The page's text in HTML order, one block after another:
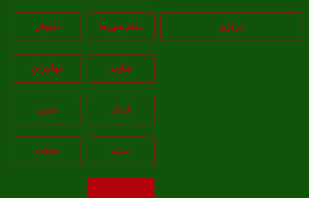
مرکزی تمام شهر‌ها دلیجان
شازند مهاجران
اراک خمين
ساوه محلات